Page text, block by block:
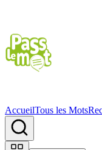
AccueilTous les Mots